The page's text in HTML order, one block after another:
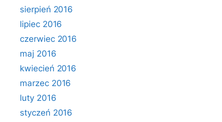
sierpień 2016
lipiec 2016
czerwiec 2016
maj 2016
kwiecień 2016
marzec 2016
luty 2016
styczeń 2016